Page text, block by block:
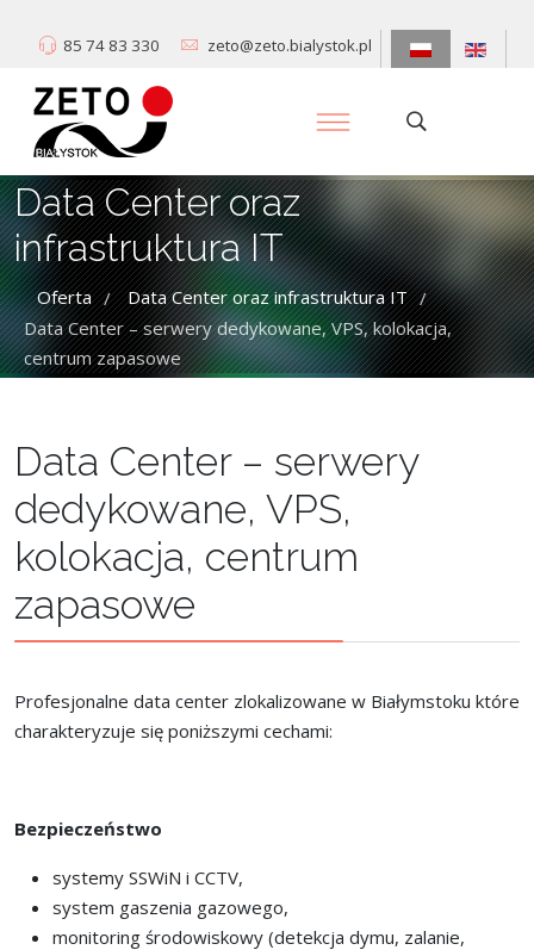
85 74 83 330 zeto@zeto.bialystok.pl
Data Center oraz
infrastruktura IT
Oferta / Data Center oraz infrastruktura IT /
Data Center – serwery dedykowane, VPS, kolokacja,
centrum zapasowe
Data Center – serwery
dedykowane, VPS,
kolokacja, centrum
zapasowe
Profesjonalne data center zlokalizowane w Białymstoku które
charakteryzuje się poniższymi cechami:
Bezpieczeństwo
systemy SSWiN i CCTV,
system gaszenia gazowego,
monitoring środowiskowy (detekcja dymu, zalanie,